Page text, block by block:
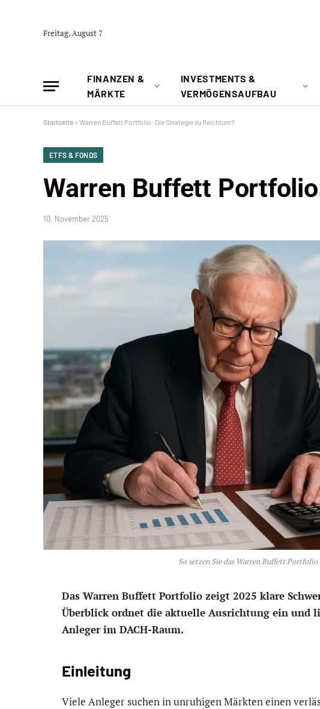
Freitag, August 7
FINANZEN &
MÄRKTE
INVESTMENTS &
VERMÖGENSAUFBAU
Startseite » Warren Buffett Portfolio: Die Strategie zu Reichtum?
ETFS & FONDS
Warren Buffett
10. November 2025
So setzen Sie das Warren Buffett
Das Warren Buffett Portfolio zeigt 2025 klare
Überblick ordnet die aktuelle Ausrichtung ein und
Anleger im DACH-Raum.
Einleitung
Viele Anleger suchen in unruhigen Märkten einen